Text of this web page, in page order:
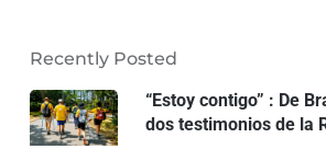
Recently Posted
“Estoy contigo” : De
dos testimonios de la